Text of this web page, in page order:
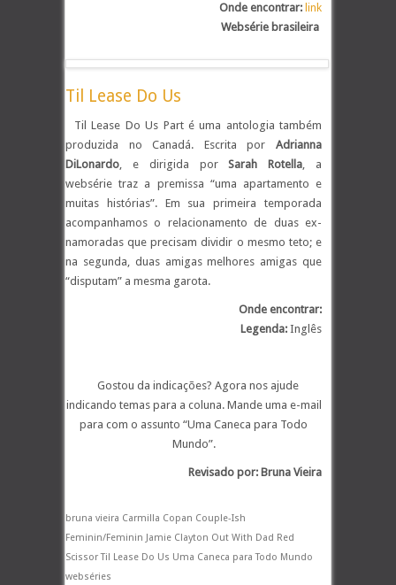
Onde encontrar: link
Websérie brasileira
Til Lease Do Us
Til Lease Do Us Part é uma antologia também
produzida no Canadá. Escrita por Adrianna
DiLonardo, e dirigida porSarah Rotella, a
websérie traz a premissa “uma apartamento e
muitas histórias”. Em sua primeira temporada
acompanhamos o relacionamento de duas ex-
namoradas que precisam dividir o mesmo teto; e
na segunda, duas amigas melhores amigas que
“disputam” a mesma garota.
Onde encontrar:
Legenda: Inglês
Gostou da indicações? Agora nos ajude
indicando temas para a coluna. Mande uma e-mail
para com o assunto “Uma Caneca para Todo
Mundo”.
Revisado por: Bruna Vieira
bruna vieira Carmilla Copan Couple-Ish
Feminin/Feminin Jamie Clayton Out With Dad Red
Scissor Til Lease Do Us Uma Caneca para Todo Mundo
webséries